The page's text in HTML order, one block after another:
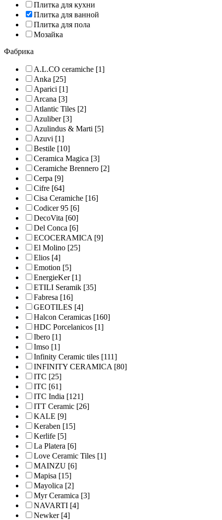
Плитка для кухни
Плитка для ванной
Плитка для пола
Мозайка
Фабрика
A.L.CO ceramiche [1]
Anka [25]
Aparici [1]
Arcana [3]
Atlantic Tiles [2]
Azuliber[3]
Azulindus & Marti [5]
Azuvi [1]
Bestile [10]
Ceramica Magica [3]
Ceramiche Brennero [2]
Cerpa [9]
Cifre [64]
Cisa Ceramiche [16]
Codicer 95 [6]
DecoVita [60]
Del Conca [6]
ECOCERAMICA[9]
El Molino [25]
Elios [4]
Emotion [5]
EnergieKer[1]
ETILI Seramik [35]
Fabresa [16]
GEOTILES [4]
Halcon Ceramicas [160]
HDC Porcelanicos [1]
Ibero [1]
Imso [1]
Infinity Ceramic tiles [111]
INFINITY CERAMICA[80]
ITC [25]
ITC [61]
ITC India [121]
ITT Ceramic [26]
KALE [9]
Keraben [15]
Kerlife [5]
La Platera [6]
Love Ceramic Tiles [1]
MAINZU [6]
Mapisa [15]
Mayolica [2]
Myr Ceramica [3]
NAVARTI [4]
Newker[4]